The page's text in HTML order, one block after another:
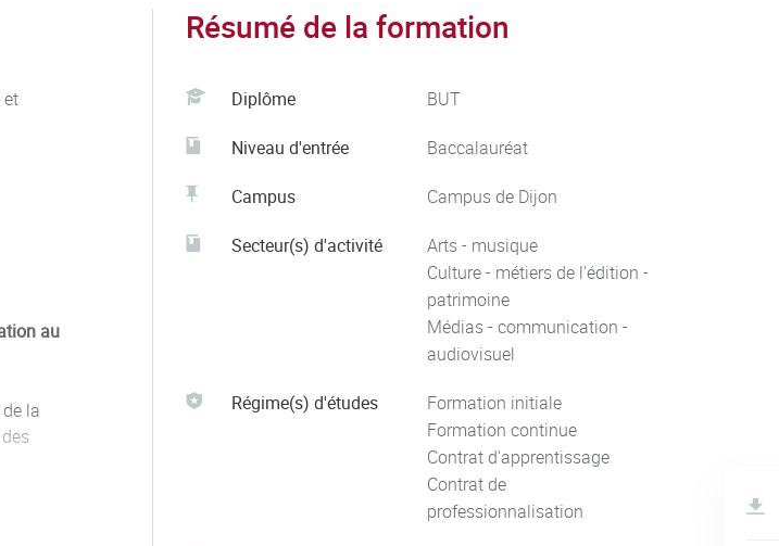
et
au
la
Résumé de la formation
Diplôme BUT
Niveau d'entrée Baccalauréat
Campus Campus de Dijon
Secteur(s) d'activité
Arts - musique
Culture - métiers de l'édition -
patrimoine
Médias - communication -
audiovisuel
Régime(s) d'études
Formation initiale
Formation continue
Contrat d'apprentissage
Contrat de
professionnalisation